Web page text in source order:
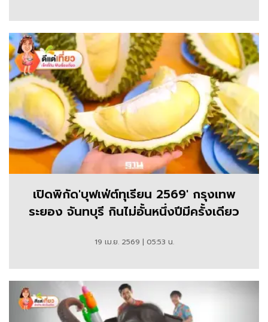
เปิดพิกัด'บุฟเฟ่ต์ทุเรียน 2569' กรุงเทพ
ระยอง จันทบุรี กินไม่อั้นหนึ่งปีมีครั้งเดียว
19 เม.ย. 2569 | 05:53 น.